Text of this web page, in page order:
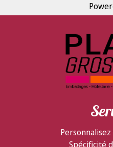
Spécificité